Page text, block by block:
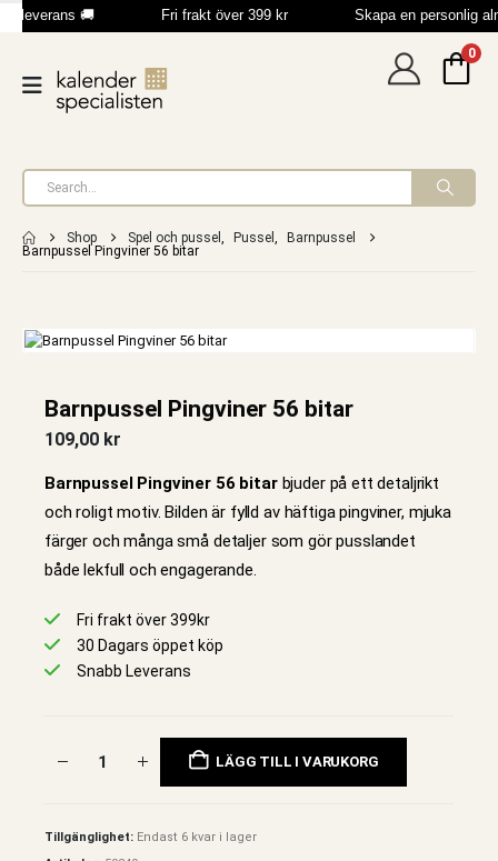
leverans 🚚 Fri frakt över 399 kr Skapa en personlig
0
Shop Spel och pussel , Pussel ,
Barnpussel
Barnpussel Pingviner 56 bitar
Barnpussel Pingviner 56 bitar
109,00 kr
Barnpussel Pingviner 56 bitarbjuder på ett detaljrikt
och roligt motiv. Bilden är fylld av häftiga pingviner, mjuka
färger och många små detaljer som gör pusslandet
både lekfull och engagerande.
Fri frakt över 399kr
30 Dagars öppet köp
Snabb Leverans
LÄGG TILL I VARUKORG
Tillgänglighet: Endast 6 kvar i lager